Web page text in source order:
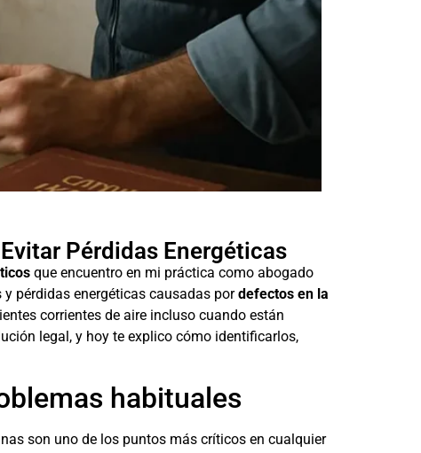
Pérdidas Energéticas
que encuentro en mi práctica como abogado
pérdidas energéticas causadas pordefectos en la
corrientes de aire incluso cuando están
legal, y hoy te explico cómo identificarlos,
habituales
son uno de los puntos más críticos en cualquier